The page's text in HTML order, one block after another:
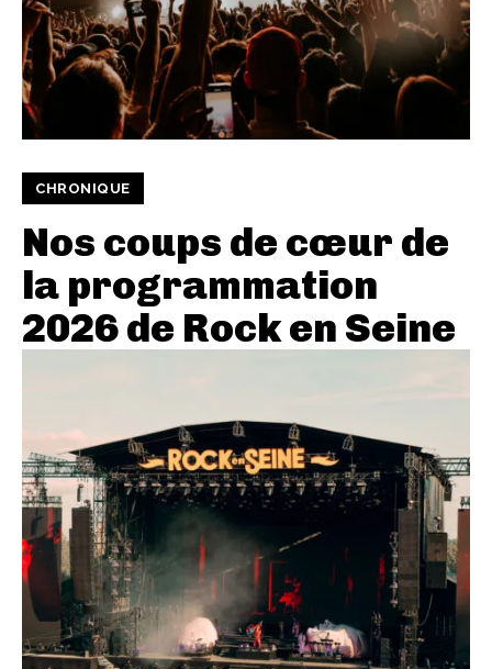
CHRONIQUE
Nos coups de cœur de
la programmation
2026 de Rock en Seine